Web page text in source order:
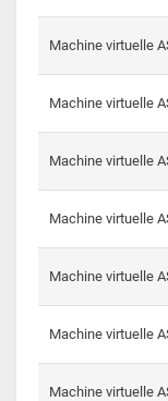
Machine virtuelle
Machine virtuelle
Machine virtuelle
Machine virtuelle
Machine virtuelle
Machine virtuelle
Machine virtuelle